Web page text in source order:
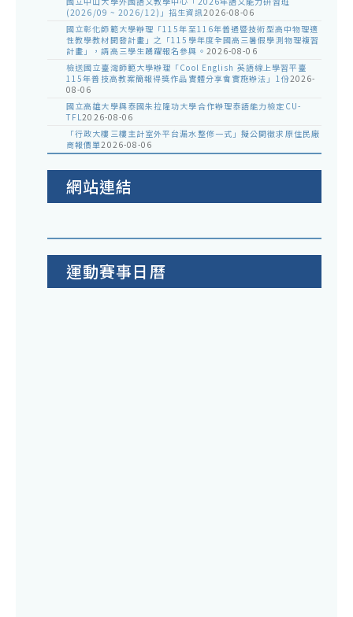
(2026/09 ~ 2026/12)」招生資訊2026-08-06
國立彰化師範大學辦理「115年至116年普通暨技術型高中物理適
性教學教材開發計畫」之「115學年度全國高三暑假學測物理複習
計畫」，請高三學生踴躍報名參與。 2026-08-06
檢送國立臺灣師範大學辦理「Cool English 英語線上學習平臺
115年普技高教案簡報得獎作品實體分享會實施辦法」1份2026-
08-06
國立高雄大學與泰國朱拉隆功大學合作辦理泰語能力檢定CU-
TFL2026-08-06
「行政大樓三樓主計室外平台漏水整修一式」擬公開徵求原住民廠
商報價單2026-08-06
網站連結
運動賽事日曆